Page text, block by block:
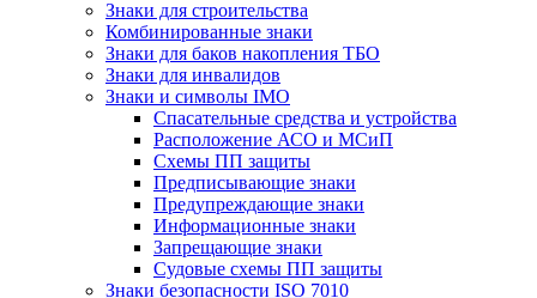
Знаки для строительства
Комбинированные знаки
Знаки для баков накопления ТБО
Знаки для инвалидов
Знаки и символы IMO
Спасательные средства и устройства
Расположение АСО и МСиП
Схемы ПП защиты
Предписывающие знаки
Предупреждающие знаки
Информационные знаки
Запрещающие знаки
Судовые схемы ПП защиты
Знаки безопасности ISO 7010